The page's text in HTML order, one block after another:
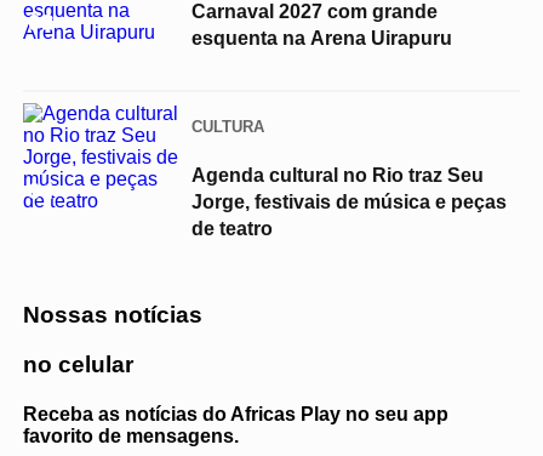
03
Carnaval 2027 com grande
esquenta na Arena Uirapuru
04
CULTURA
Agenda cultural no Rio traz Seu
Jorge, festivais de música e peças
de teatro
Nossas notícias
no celular
Receba as notícias do Africas Play no seu app
favorito de mensagens.